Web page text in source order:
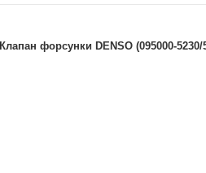
Клапан форсунки DENSO (095000-5230/